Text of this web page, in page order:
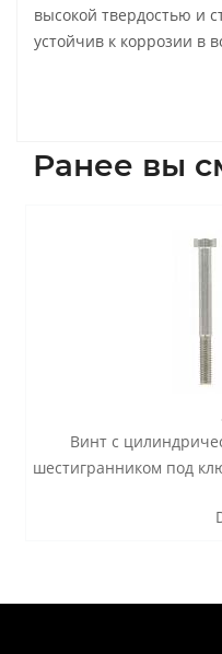
высокой твердостью и
устойчив к коррозии в
Ранее вы
Винт с
шестигранником под